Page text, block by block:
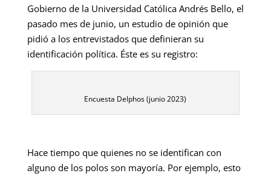
Gobierno de la Universidad Católica Andrés Bello, el
pasado mes de junio, un estudio de opinión que
pidió a los entrevistados que definieran su
identificación política. Éste es su registro:
Encuesta Delphos (junio 2023)
Hace tiempo que quienes no se identifican con
alguno de los polos son mayoría. Por ejemplo, esto